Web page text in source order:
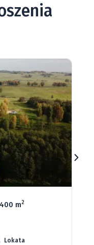
Jeziorem
2 66 grunt